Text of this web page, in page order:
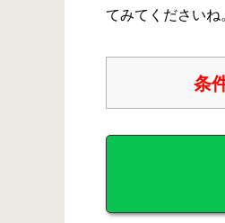
てみてくださいね。
条